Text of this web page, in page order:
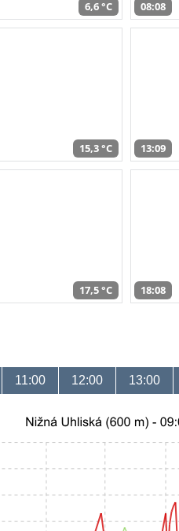
6,6 °C 08:08
15,3 °C 13:09
17,5 °C 18:08
11:00 12:00 13:00